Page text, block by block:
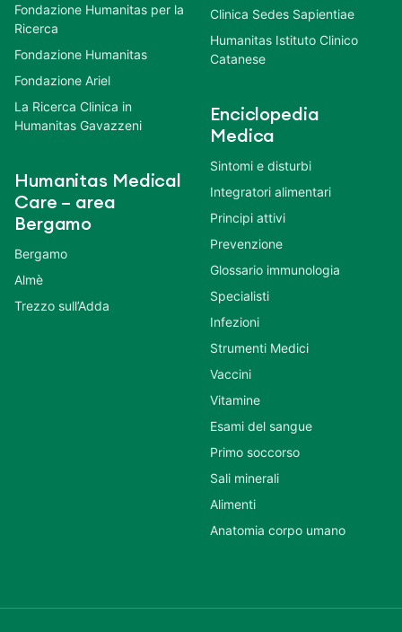
Fondazione Humanitas per la
Ricerca
Fondazione Humanitas
Fondazione Ariel
La Ricerca Clinica in
Humanitas Gavazzeni
Humanitas Medical
Care – area
Bergamo
Bergamo
Almè
Trezzo sull’Adda
Clinica Sedes Sapientiae
Humanitas Istituto Clinico
Catanese
Enciclopedia
Medica
Sintomi e disturbi
Integratori alimentari
Principi attivi
Prevenzione
Glossario immunologia
Specialisti
Infezioni
Strumenti Medici
Vaccini
Vitamine
Esami del sangue
Primo soccorso
Sali minerali
Alimenti
Anatomia corpo umano